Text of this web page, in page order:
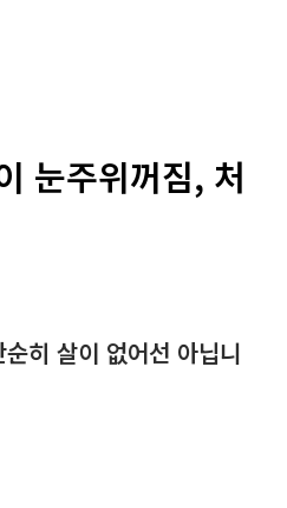
눈주위꺼짐, 처
히 살이 없어선 아닙니